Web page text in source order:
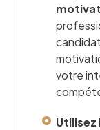
votre
Utilisez